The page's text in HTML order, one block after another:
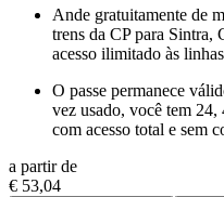
Ande gratuitamente de
trens da CP para Sintra,
acesso ilimitado às
O passe permanece
vez usado, você tem
com acesso total e sem
a partir de
€ 53,04